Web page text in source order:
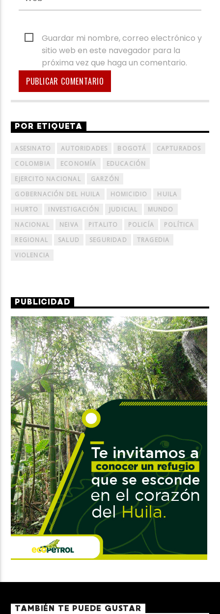
Guardar mi nombre, correo electrónico y
sitio web en este navegador para la
próxima vez que haga un comentario.
POR ETIQUETA
ASESINATO AUTORIDADES BOGOTÁ
CAPTURADOS
COLOMBIA
ECONOMÍA
EDUCACIÓN
EJERCITO NACIONAL
GARZÓN
GOBERNACIÓN DEL HUILA
HOMICIDIO
HUILA
HURTO
INVESTIGACIÓN JUDICIAL
MUNDO
NACIONAL
NEIVA PITALITO POLICÍA
POLÍTICA
REGIONAL
SALUD SEGURIDAD
TRAGEDIA
VIOLENCIA
PUBLICIDAD
TAMBIÉN TE PUEDE GUSTAR